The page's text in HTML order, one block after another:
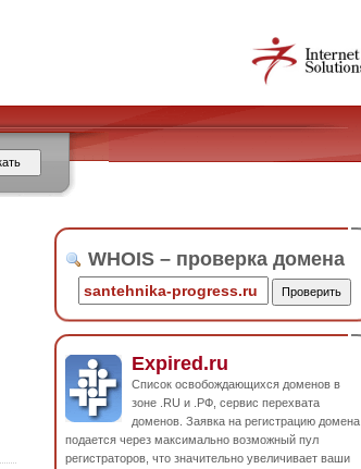
WHOIS – проверка домена
Expired.ru
Список освобождающихся доменов в
зоне .RU и .РФ, сервис перехвата
доменов. Заявка на регистрацию домена
подается через максимально возможный пул
регистраторов, что значительно увеличивает ваши